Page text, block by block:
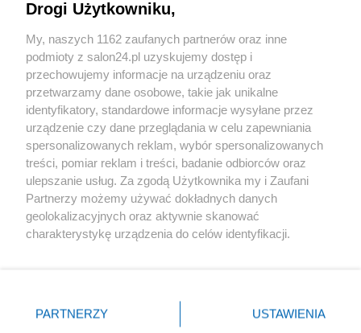
Sport
Społeczeństwo
Kultura
X Facebook Instagram Youtube
Drogi Użytkowniku,
My, naszych 1162 zaufanych partnerów oraz inne
podmioty z salon24.pl uzyskujemy dostęp i
przechowujemy informacje na urządzeniu oraz
przetwarzamy dane osobowe, takie jak unikalne
identyfikatory, standardowe informacje wysyłane przez
urządzenie czy dane przeglądania w celu zapewniania
spersonalizowanych reklam, wybór spersonalizowanych
treści, pomiar reklam i treści, badanie odbiorców oraz
ulepszanie usług. Za zgodą Użytkownika my i Zaufani
Partnerzy możemy używać dokładnych danych
geolokalizacyjnych oraz aktywnie skanować
charakterystykę urządzenia do celów identyfikacji.
zmienić/wycofać klikając przycisk ustawień prywatności
znajdujący się w lewym dolnym rogu strony
PARTNERZY USTAWIENIA